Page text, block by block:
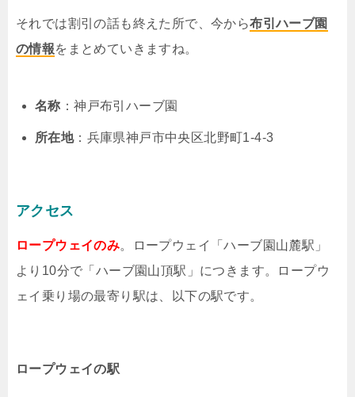
それでは割引の話も終えた所で、今から布引ハーブ園
の情報をまとめていきますね。
名称 ：神戸布引ハーブ園
所在地：兵庫県神戸市中央区北野町1-4-3
アクセス
ロープウェイのみ。ロープウェイ「ハーブ園山麓駅」
より10分で「ハーブ園山頂駅」につきます。ロープウ
ェイ乗り場の最寄り駅は、以下の駅です。
ロープウェイの駅